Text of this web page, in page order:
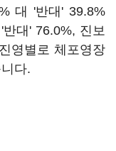
대 '반대' 39.8%
대' 76.0%, 진보
영별로 체포영장
다.